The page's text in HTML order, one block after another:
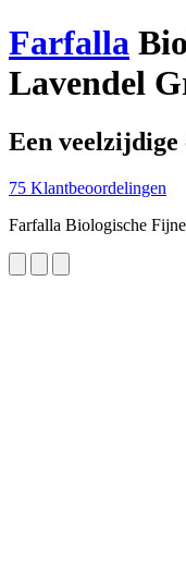
Farfalla
Lavendel
Een veelzijdige
75 Klantbeoordelingen
Farfalla Biologische